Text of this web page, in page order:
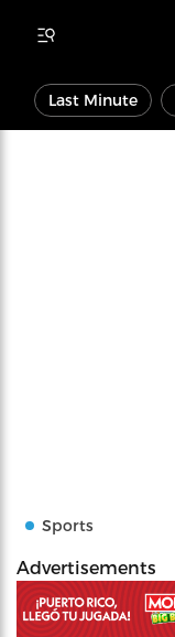
Last Minute
Sports
Advertisements